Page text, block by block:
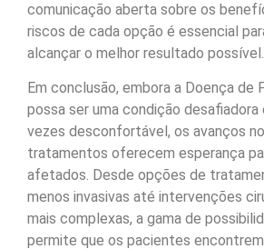
comunicação aberta sobre os
riscos de cada opção é essencial
alcançar o melhor resultado possível.
Em conclusão, embora a Doença de
possa ser uma condição desafiadora
vezes desconfortável, os avanços
tratamentos oferecem esperança
afetados. Desde opções de
menos invasivas até intervenções
mais complexas, a gama de
permite que os pacientes